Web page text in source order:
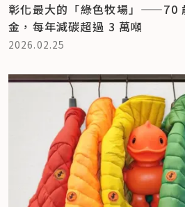
彰化最大的「綠色牧場」——70
金，每年減碳超過 3 萬噸
2026.02.25